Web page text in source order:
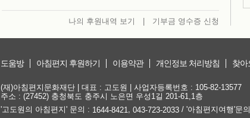
나의 후원내역 보기 | 기부금 영수증 신청
도움방 아침편지 후원하기 이용약관 개인정보 처리방침 찾아
(재)아침편지문화재단 | 대표 : 고도원 | 사업자등록번호 : 105-82-13577
주소 : (27452) 충청북도 충주시 노은면 우성1길 201-61,1층
'고도원의 아침편지' 문의 : 1644-8421 043-723-2033 / '아침편지여행'문